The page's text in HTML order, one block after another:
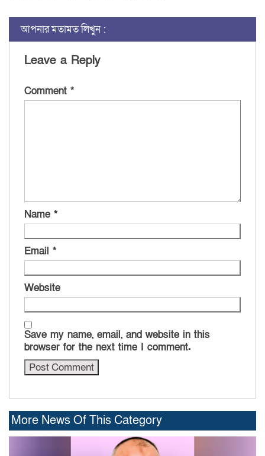
আপনার মতামত লিখুন :
Leave a Reply
Comment *
Name *
Email *
Website
Save my name, email, and website in this
browser for the next time I comment.
More News Of This Category